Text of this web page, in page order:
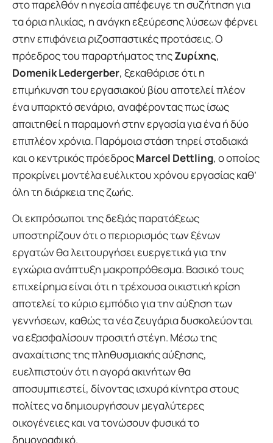
στο παρελθόν η ηγεσία απέφευγε τη συζήτηση για
τα όρια ηλικίας, η ανάγκη εξεύρεσης λύσεων φέρνει
στην επιφάνεια ριζοσπαστικές προτάσεις. Ο
πρόεδρος του παραρτήματος τηςΖυρίχης,
Domenik Ledergerber, ξεκαθάρισε ότι η
επιμήκυνση του εργασιακού βίου αποτελεί πλέον
ένα υπαρκτό σενάριο, αναφέροντας πως ίσως
απαιτηθεί η παραμονή στην εργασία για ένα ή δύο
επιπλέον χρόνια. Παρόμοια στάση τηρεί σταδιακά
και ο κεντρικός πρόεδροςMarcel Dettling, ο οποίος
προκρίνει μοντέλα ευέλικτου χρόνου εργασίας καθ’
όλη τη διάρκεια της ζωής.
Οι εκπρόσωποι της δεξιάς παρατάξεως
υποστηρίζουν ότι ο περιορισμός των ξένων
εργατών θα λειτουργήσει ευεργετικά για την
εγχώρια ανάπτυξη μακροπρόθεσμα. Βασικό τους
επιχείρημα είναι ότι η τρέχουσα οικιστική κρίση
αποτελεί το κύριο εμπόδιο για την αύξηση των
γεννήσεων, καθώς τα νέα ζευγάρια δυσκολεύονται
να εξασφαλίσουν προσιτή στέγη. Μέσω της
αναχαίτισης της πληθυσμιακής αύξησης,
ευελπιστούν ότι η αγορά ακινήτων θα
αποσυμπιεστεί, δίνοντας ισχυρά κίνητρα στους
πολίτες να δημιουργήσουν μεγαλύτερες
οικογένειες και να τονώσουν φυσικά το
δημογραφικό.